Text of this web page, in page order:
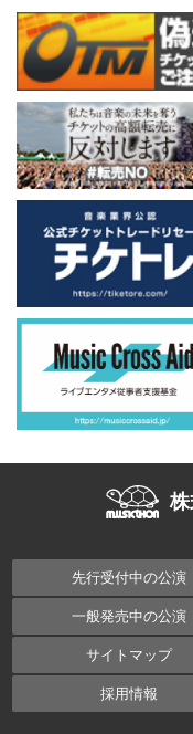
先行受付中の公演
一般発売中の公演
サイトマップ
採用情報